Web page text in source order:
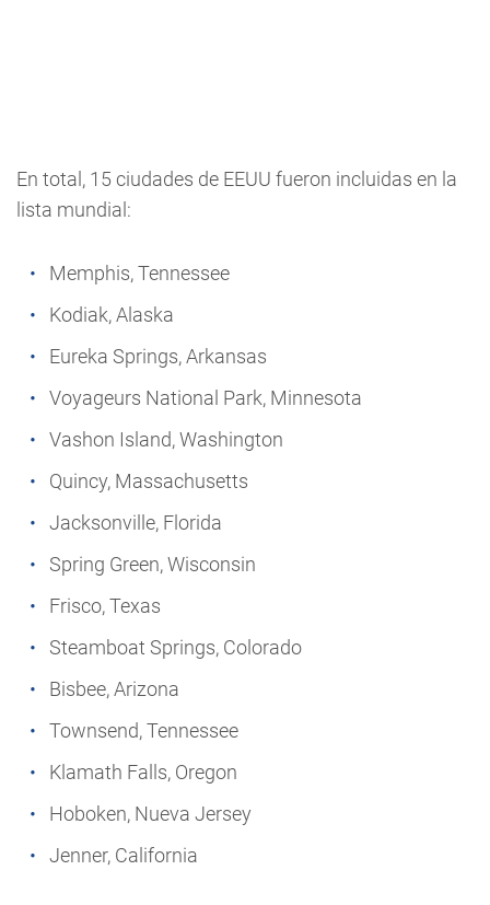
En total, 15 ciudades de EEUU fueron incluidas en la
lista mundial:
Memphis, Tennessee
Kodiak, Alaska
Eureka Springs, Arkansas
Voyageurs National Park, Minnesota
Vashon Island, Washington
Quincy, Massachusetts
Jacksonville, Florida
Spring Green, Wisconsin
Frisco, Texas
Steamboat Springs, Colorado
Bisbee, Arizona
Townsend, Tennessee
Klamath Falls, Oregon
Hoboken, Nueva Jersey
Jenner, California